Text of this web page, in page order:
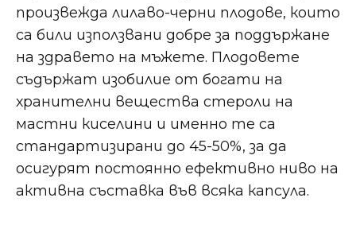
произвежда лилаво-черни плодове, които
са били използвани добре за поддържане
на здравето на мъжете. Плодовете
съдържат изобилие от богати на
хранителни вещества стероли на
мастни киселини и именно те са
стандартизирани до 45-50%, за да
осигурят постоянно ефективно ниво на
активна съставка във всяка капсула.